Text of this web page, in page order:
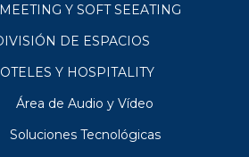
Y SOFT SEEATING
DE ESPACIOS
Y HOSPITALITY
Área de Audio y Vídeo
Soluciones Tecnológicas